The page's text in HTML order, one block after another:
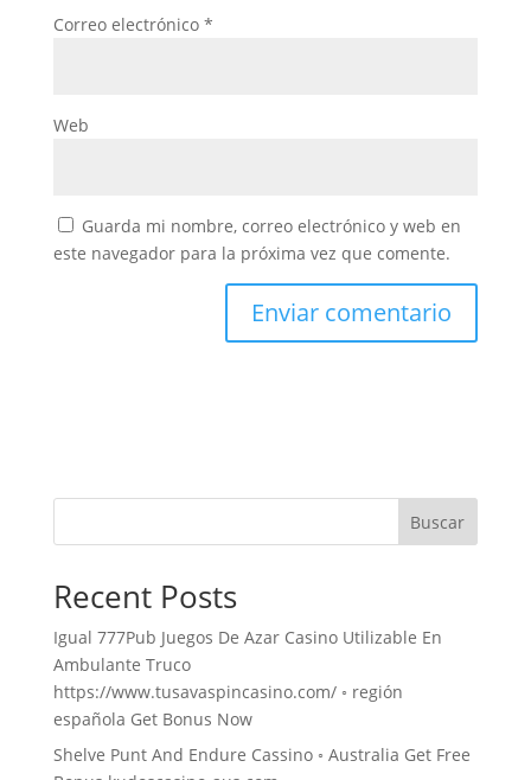
Correo electrónico *
Web
Guarda mi nombre, correo electrónico y web en
este navegador para la próxima vez que comente.
Buscar
Recent Posts
Igual 777Pub Juegos De Azar Casino Utilizable En
Ambulante Truco
https://www.tusavaspincasino.com/ ◦ región
española Get Bonus Now
Shelve Punt And Endure Cassino ◦ Australia Get Free